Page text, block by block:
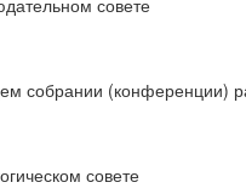
собрании (конференции)
совете